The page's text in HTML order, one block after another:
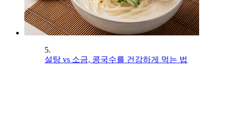
5.
설탕 vs 소금, 콩국수를 건강하게 먹는 법